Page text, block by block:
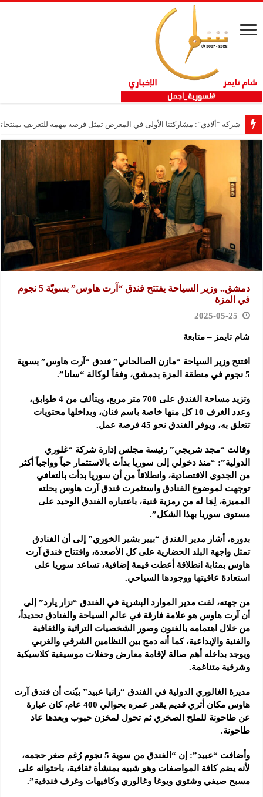
شركة “ألادي”: مشاركتنا الأولى في المعرض تمثل فرصة مهمة للتعريف
دمشق.. وزير السياحة يفتتح فندق “آرت هاوس” بسويّة 5 نجوم
في المزة
2025-05-25
شام تايمز – متابعة
افتتح وزير السياحة “مازن الصالحاني” فندق “آرت هاوس” بسوية
5 نجوم في منطقة المزة بدمشق، وفقاً لوكالة “سانا”.
وتزيد مساحة
الفندق على 700 متر مربع، ويتألف من 4 طوابق،
وعدد الغرف 10 كل منها خاصة باسم فنان، وبداخلها محتويات
تتعلق به، ويوفر الفندق نحو 45 فرصة عمل.
وقالت “مجد شربجي” رئيسة مجلس إدارة شركة “غلوري
الدولية”: “منذ دخولي إلى سوريا بدأت بالاستثمار حباً وواجباً أكثر
من الجدوى الاقتصادية، وانطلاقاً من أن سوريا بدأت بالتعافي
توجهت لموضوع الفنادق واستثمرت فندق آرت هاوس بحلته
المميزة، لِمَا له من رمزية فنية، باعتباره الفندق الوحيد على
مستوى سوريا بهذا الشكل”.
بدوره، أشار مدير الفندق “بيير بشير الخوري” إلى أن الفنادق
تمثل واجهة البلد الحضارية على كل الأصعدة، وافتتاح فندق آرت
هاوس بمثابة انطلاقة أعطت قيمة إضافية، تساعد سوريا على
استعادة عافيتها ووجودها السياحي.
من جهته، لفت مدير الموارد البشرية في الفندق “نزار يارد” إلى
أن آرت هاوس هو علامة فارقة في عالم السياحة والفنادق تحديداً،
من خلال اهتمامه بالفنون وصور الشخصيات التراثية والثقافية
والفنية والإبداعية، كما أنه دمج بين النظامين الشرقي والغربي
ويوجد بداخله أهم صالة لإقامة معارض وحفلات موسيقية كلاسيكية
وشرقية متناغمة.
مديرة الغالوري الدولية في الفندق “رانيا عبيد” بيّنت أن فندق آرت
هاوس مكان أثري قديم يقدر عمره بحوالي 400 عام، كان عبارة
عن طاحونة للملح الصخري ثم تحول لمخزن حبوب وبعدها عاد
طاحونة.
وأضافت “عبيد”: إن “الفندق من سوية 5 نجوم رُغم صغر حجمه،
لأنه يضم كافة المواصفات وهو شبيه بمنشأة ثقافية، باحتوائه على
مسبح صيفي وشتوي ويوغا وغالوري وكافيهات وغرف فندقية”.